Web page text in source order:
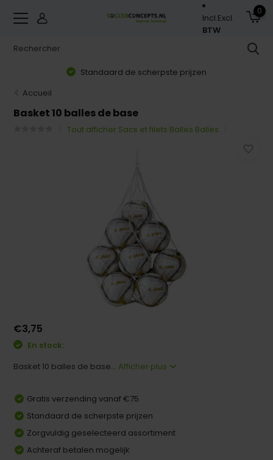
Incl.Excl.
BTW
0
Standaard de scherpste prijzen
Accueil
Basket 10 balles de base
Tout afficher Sacs et filets Balles Balles
€3,75
En stock:
Basket 10 balles de base... Afficher plus
Gratis verzending vanaf €75
Standaard de scherpste prijzen
Zorgvuldig geselecteerd assortiment
Achteraf betalen mogelijk